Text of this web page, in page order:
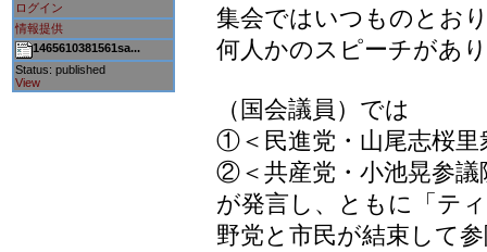
ログイン
情報提供
1465610381561sa...
Status: published
View
集会ではいつものとお
何人かのスピーチがあ
（国会議員）では
①＜民進党・山尾志桜里
②＜共産党・小池晃参議
が発言し、ともに「テ
野党と市民が結束して